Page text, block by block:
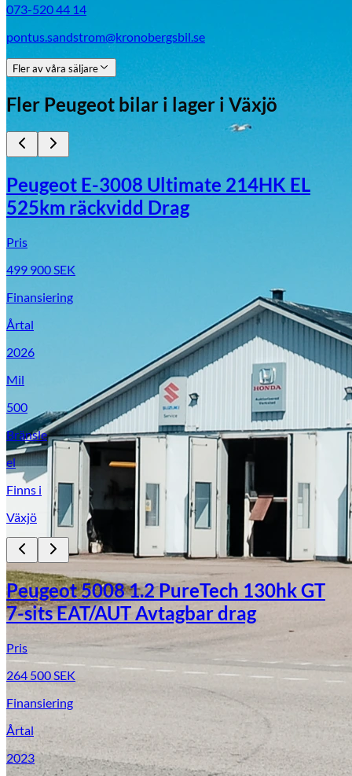
Fordonstyp
MopedbilPickupTransportbilPersonbil
Visa alla fordon
073-520 44 14
pontus.sandstrom@kronobergsbil.se
Fler av våra säljare
Fler Peugeot bilar i lager i Växjö
Peugeot E-3008 Ultimate 214HK EL
525km räckvidd Drag
Pris
499 900SEK
Finansiering
Årtal
2026
Mil
500
Bränsle
el
Finns i
Växjö
Peugeot 5008 1.2 PureTech 130hk GT
7-sits EAT/AUT Avtagbar drag
Pris
264 500 SEK
Finansiering
Årtal
2023